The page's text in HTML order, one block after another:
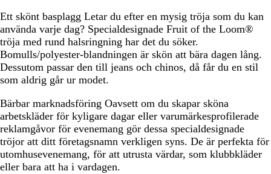
Ett skönt basplagg Letar du efter en mysig tröja som du kan
använda varje dag? Specialdesignade Fruit of the Loom®
tröja med rund halsringning har det du söker.
Bomulls/polyester-blandningen är skön att bära dagen lång.
Dessutom passar den till jeans och chinos, då får du en stil
som aldrig går ur modet.
Bärbar marknadsföring Oavsett om du skapar sköna
arbetskläder för kyligare dagar eller varumärkesprofilerade
reklamgåvor för evenemang gör dessa specialdesignade
tröjor att ditt företagsnamn verkligen syns. De är perfekta för
utomhusevenemang, för att utrusta värdar, som klubbkläder
eller bara att ha i vardagen.